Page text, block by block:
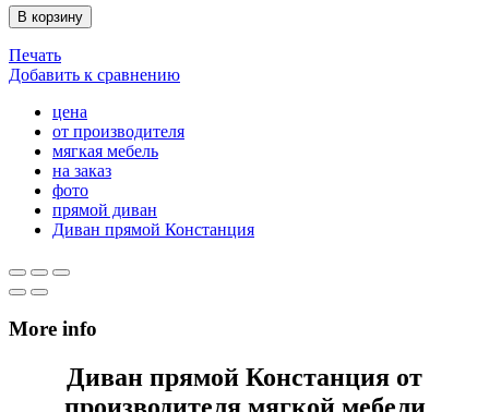
В корзину
Печать
Добавить к сравнению
цена
от производителя
мягкая мебель
на заказ
фото
прямой диван
Диван прямой Констанция
More info
Диван прямой Констанция от
производителя мягкой мебели